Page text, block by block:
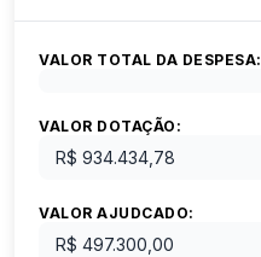
VALOR TOTAL DA DESPESA:
VALOR DOTAÇÃO:
R$ 934.434,78
VALOR AJUDCADO:
R$ 497.300,00